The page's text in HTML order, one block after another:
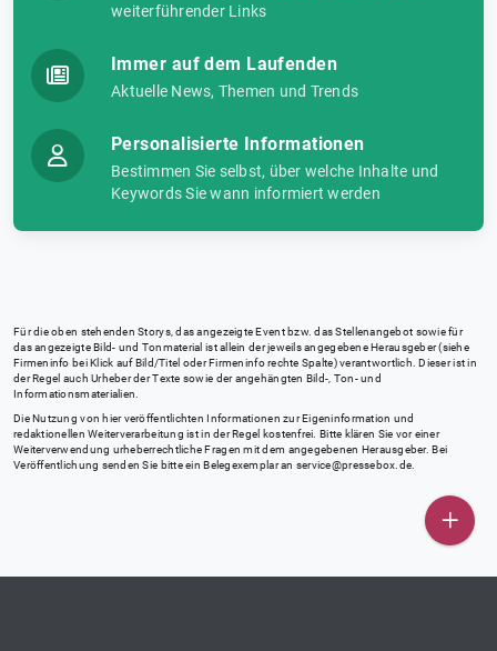
weiterführender Links
Immer auf dem Laufenden
Aktuelle News, Themen und Trends
Personalisierte Informationen
Bestimmen Sie selbst, über welche Inhalte und
Keywords Sie wann informiert werden
Für die oben stehenden Storys, das angezeigte Event bzw. das Stellenangebot sowie für
das angezeigte Bild- und Tonmaterial ist allein der jeweils angegebene Herausgeber (siehe
Firmeninfo bei Klick auf Bild/Titel oder Firmeninfo rechte Spalte) verantwortlich. Dieser ist in
der Regel auch Urheber der Texte sowie der angehängten Bild-, Ton- und
Informationsmaterialien.
Die Nutzung von hier veröffentlichten Informationen zur Eigeninformation und
redaktionellen Weiterverarbeitung ist in der Regel kostenfrei. Bitte klären Sie vor einer
Weiterverwendung urheberrechtliche Fragen mit dem angegebenen Herausgeber. Bei
Veröffentlichung senden Sie bitte ein Belegexemplar an service@pressebox.de